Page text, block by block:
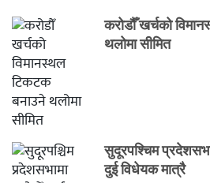
करोडौँ खर्चको
थलोमा सीमित
सुदूरपश्चिम
दुई विधेयक मात्रै